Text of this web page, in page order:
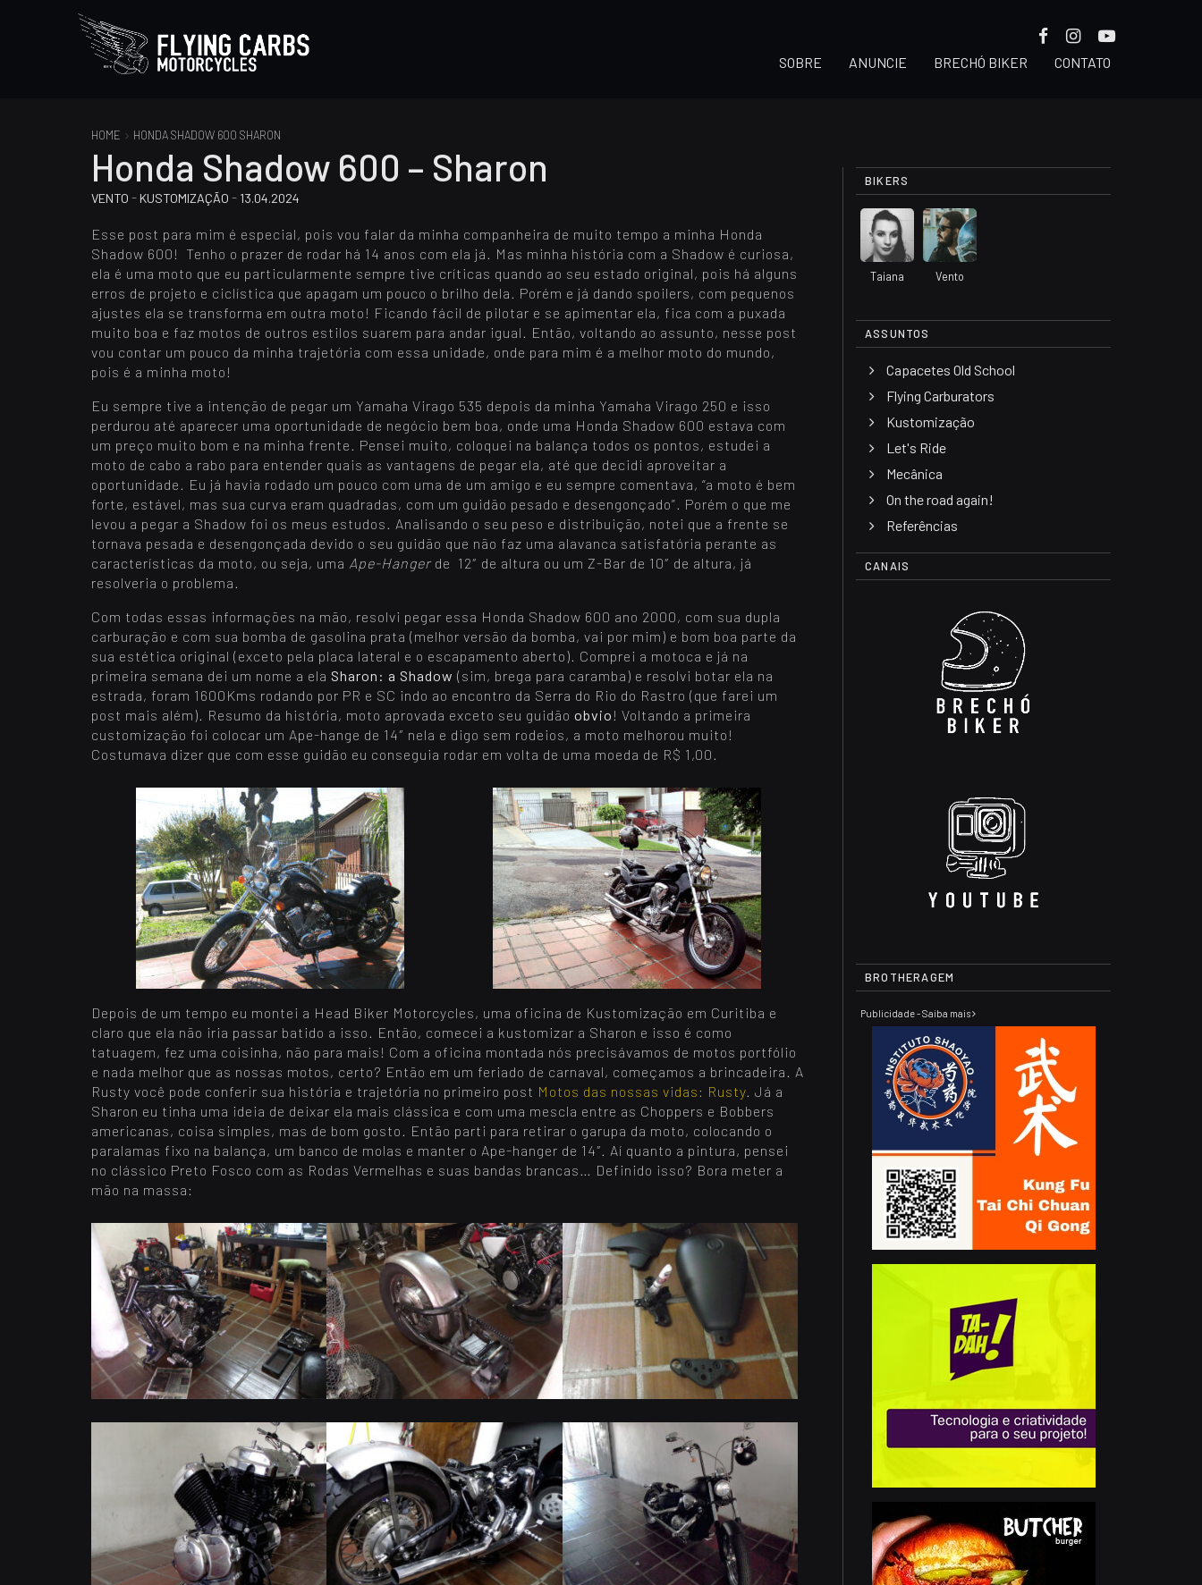
SOBRE ANUNCIE BRECHÓ BIKER CONTATO
HOME HONDA SHADOW 600 SHARON
Honda Shadow 600 – Sharon
VENTO - KUSTOMIZAÇÃO - 13.04.2024
Esse post para mim é especial, pois vou falar da minha companheira de muito tempo a minha Honda
Shadow 600! Tenho o prazer de rodar há 14 anos com ela já. Mas minha história com a Shadow é curiosa,
ela é uma moto que eu particularmente sempre tive críticas quando ao seu estado original, pois há alguns
erros de projeto e ciclística que apagam um pouco o brilho dela. Porém e já dando spoilers, com pequenos
ajustes ela se transforma em outra moto! Ficando fácil de pilotar e se apimentar ela, fica com a puxada
muito boa e faz motos de outros estilos suarem para andar igual. Então, voltando ao assunto, nesse post
vou contar um pouco da minha trajetória com essa unidade, onde para mim é a melhor moto do mundo,
pois é a minha moto!
Eu sempre tive a intenção de pegar um Yamaha Virago 535 depois da minha Yamaha Virago 250 e isso
perdurou até aparecer uma oportunidade de negócio bem boa, onde uma Honda Shadow 600 estava com
um preço muito bom e na minha frente. Pensei muito, coloquei na balança todos os pontos, estudei a
moto de cabo a rabo para entender quais as vantagens de pegar ela, até que decidi aproveitar a
oportunidade. Eu já havia rodado um pouco com uma de um amigo e eu sempre comentava, “a moto é bem
forte, estável, mas sua curva eram quadradas, com um guidão pesado e desengonçado”. Porém o que me
levou a pegar a Shadow foi os meus estudos. Analisando o seu peso e distribuição, notei que a frente se
tornava pesada e desengonçada devido o seu guidão que não faz uma alavanca satisfatória perante as
características da moto, ou seja, uma Ape-Hangerde 12″ de altura ou um Z-Bar de 10″ de altura, já
resolveria o problema.
Com todas essas informações na mão, resolvi pegar essa Honda Shadow 600 ano 2000, com sua dupla
carburação e com sua bomba de gasolina prata (melhor versão da bomba, vai por mim) e bom boa parte da
sua estética original (exceto pela placa lateral e o escapamento aberto). Comprei a motoca e já na
primeira semana dei um nome a ela Sharon: a Shadow (sim, brega para caramba) e resolvi botar ela na
estrada, foram 1600Kms rodando por PR e SC indo ao encontro da Serra do Rio do Rastro (que farei um
post mais além). Resumo da história, moto aprovada exceto seu guidão obvio ! Voltando a primeira
customização foi colocar um Ape-hange de 14″ nela e digo sem rodeios, a moto melhorou muito!
Costumava dizer que com esse guidão eu conseguia rodar em volta de uma moeda de R$ 1,00.
Depois de um tempo eu montei a Head Biker Motorcycles, uma oficina de Kustomização em Curitiba e
claro que ela não iria passar batido a isso. Então, comecei a kustomizar a Sharon e isso é como
tatuagem, fez uma coisinha, não para mais! Com a oficina montada nós precisávamos de motos portfólio
e nada melhor que as nossas motos, certo? Então em um feriado de carnaval, começamos a brincadeira. A
Rusty você pode conferir sua história e trajetória no primeiro post Motos das nossas vidas: Rusty. Já a
Sharon eu tinha uma ideia de deixar ela mais clássica e com uma mescla entre as Choppers e Bobbers
americanas, coisa simples, mas de bom gosto. Então parti para retirar o garupa da moto, colocando o
paralamas fixo na balança, um banco de molas e manter o Ape-hanger de 14″. Aí quanto a pintura, pensei
no clássico Preto Fosco com as Rodas Vermelhas e suas bandas brancas… Definido isso? Bora meter a
mão na massa:
BIKERS
Taiana Vento
ASSUNTOS
Capacetes Old School
Flying Carburators
Kustomização
Let's Ride
Mecânica
On the road again!
Referências
CANAIS
BROTHERAGEM
Publicidade - Saiba mais